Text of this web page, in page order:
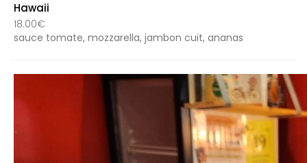
Hawaii
18.00€
sauce tomate, mozzarella, jambon cuit, ananas